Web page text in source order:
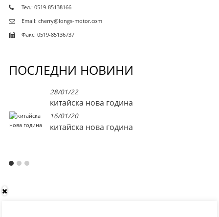
Тел.: 0519-85138166
Email: cherry@longs-motor.com
Факс: 0519-85136737
ПОСЛЕДНИ НОВИНИ
28/01/22
китайска нова година
16/01/20
китайска нова година